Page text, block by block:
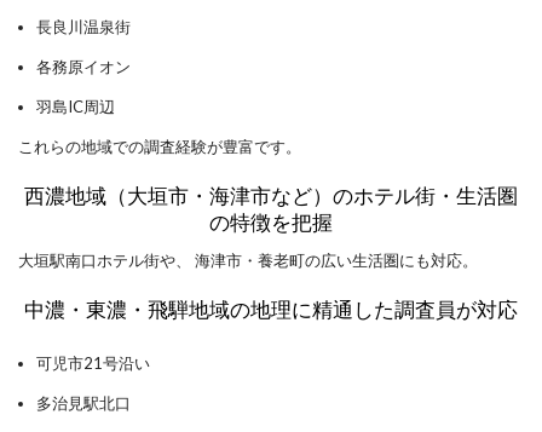
長良川温泉街
各務原イオン
羽島IC周辺
これらの地域での調査経験が豊富です。
西濃地域（大垣市・海津市など）のホテル街・生活圏
の特徴を把握
大垣駅南口ホテル街や、 海津市・養老町の広い生活圏にも対応。
中濃・東濃・飛騨地域の地理に精通した調査員が対応
可児市21号沿い
多治見駅北口